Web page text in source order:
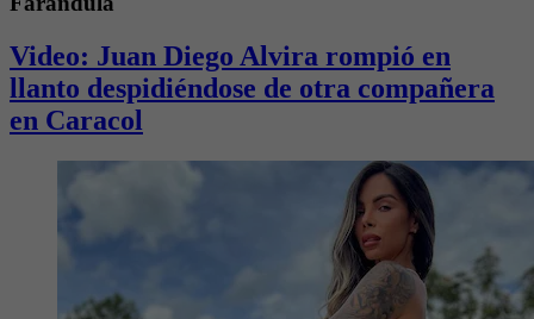
Video: Juan Diego Alvira rompió en
llanto despidiéndose de otra compañera
en Caracol